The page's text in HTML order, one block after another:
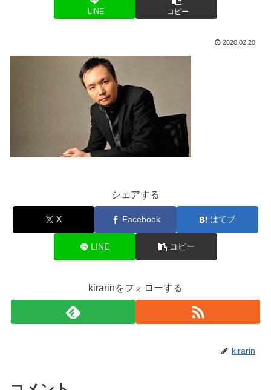
LINE コピー
2020.02.20
シェアする
X Facebook はてブ
LINE コピー
kirarinをフォローする
kirarin